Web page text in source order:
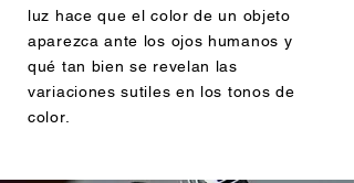
luz hace que el color de un objeto
aparezca ante los ojos humanos y
qué tan bien se revelan las
variaciones sutiles en los tonos de
color.